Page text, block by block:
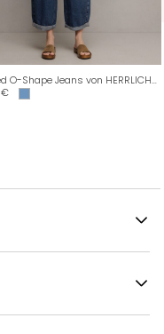
Cropped O-Shape Jeans von HERRLICHER
€